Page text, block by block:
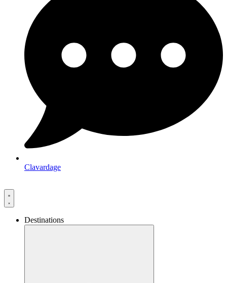
Clavardage
Destinations